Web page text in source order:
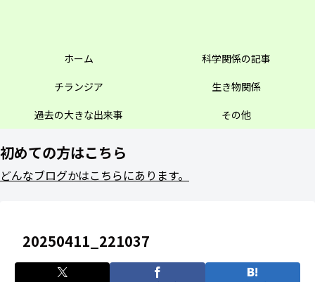
ホーム
科学関係の記事
チランジア
生き物関係
過去の大きな出来事
その他
初めての方はこちら
どんなブログかはこちらにあります。
20250411_221037